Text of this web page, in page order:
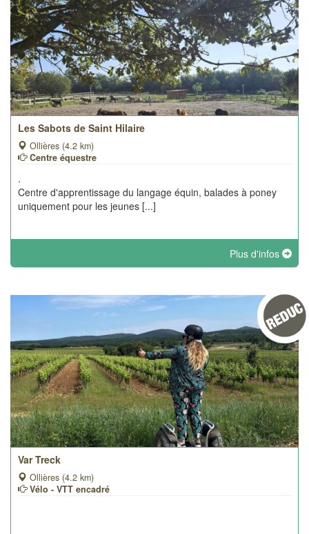
Les Sabots de Saint Hilaire
Ollières (4.2 km)
Centre équestre
.
Centre d'apprentissage du langage équin, balades à poney
uniquement pour les jeunes [...]
Plus d'infos
Var Treck
Ollières (4.2 km)
Vélo - VTT encadré